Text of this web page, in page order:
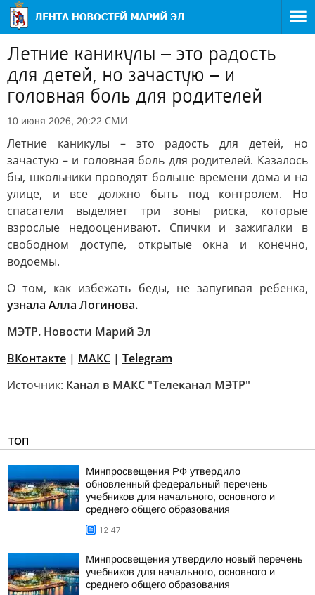
Летние каникулы – это радость
для детей, но зачастую – и
головная боль для родителей
10 июня 2026, 20:22 СМИ
Летние каникулы – это радость для детей, но
зачастую – и головная боль для родителей. Казалось
бы, школьники проводят больше времени дома и на
улице, и все должно быть под контролем. Но
спасатели выделяет три зоны риска, которые
взрослые недооценивают. Спички и зажигалки в
свободном доступе, открытые окна и конечно,
водоемы.
О том, как избежать беды, не запугивая ребенка,
узнала Алла Логинова.
МЭТР. Новости Марий Эл
ВКонтакте | MAКС | Telegram
Источник: Канал в МАКС "Телеканал МЭТР"
ТОП
Минпросвещения РФ утвердило
обновленный федеральный перечень
учебников для начального, основного и
среднего общего образования
12:47
Минпросвещения утвердило новый перечень
учебников для начального, основного и
среднего общего образования